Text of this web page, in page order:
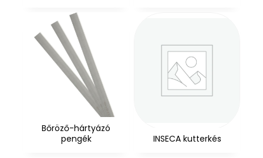
Bőröző-hártyázó
pengék
INSECA kutterkés